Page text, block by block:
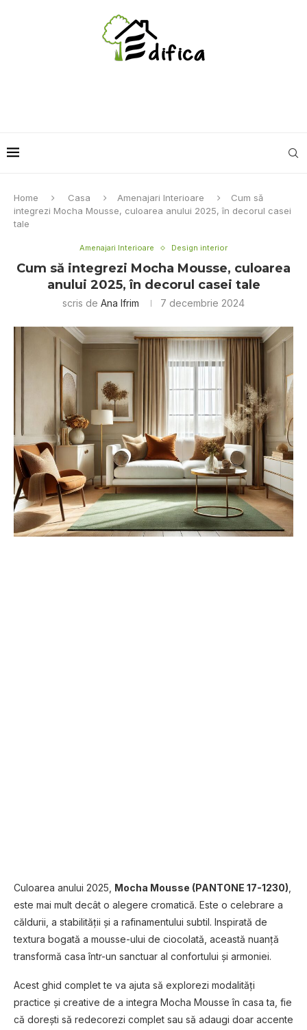
Home Casa Amenajari Interioare
Cum să
integrezi Mocha Mousse, culoarea anului 2025, în decorul casei
tale
Amenajari Interioare Design interior
Cum să integrezi Mocha Mousse, culoarea
anului 2025, în decorul casei tale
scris de Ana Ifrim 7 decembrie 2024
Culoarea anului 2025, Mocha Mousse (PANTONE 17-1230)
este mai mult decât o alegere cromatică. Este o celebrare a
căldurii, a stabilității și a rafinamentului subtil. Inspirată de
textura bogată a mousse-ului de ciocolată, această nuanță
transformă casa într-un sanctuar al confortului și armoniei.
Acest ghid complet te va ajuta să explorezi modalități
practice și creative de a integra Mocha Mousse în casa ta, fie
că dorești să redecorezi complet sau să adaugi doar accente